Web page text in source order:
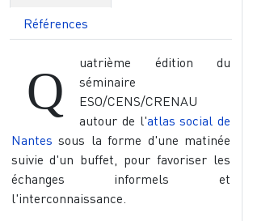
Références
Q
uatrième édition du
séminaire
ESO/CENS/CRENAU
autour de l'atlas social de
Nantes sous la forme d'une matinée
suivie d'un buffet, pour favoriser les
échanges informels et
l'interconnaissance.